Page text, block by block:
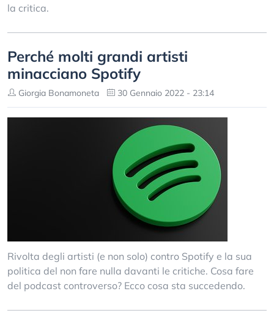
la critica.
Perché molti grandi artisti
minacciano Spotify
Giorgia Bonamoneta 30 Gennaio 2022 - 23:14
Rivolta degli artisti (e non solo) contro Spotify e la sua
politica del non fare nulla davanti le critiche. Cosa fare
del podcast controverso? Ecco cosa sta succedendo.